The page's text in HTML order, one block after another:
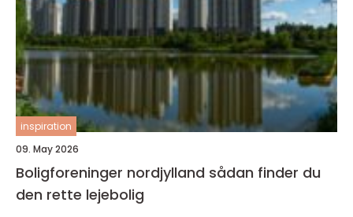
inspiration
09. May 2026
Boligforeninger nordjylland sådan finder du
den rette lejebolig